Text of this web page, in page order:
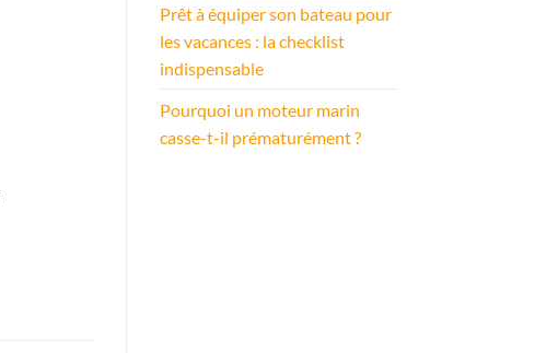
Prêt à équiper son bateau pour
les vacances : la checklist
indispensable
Pourquoi un moteur marin
casse-t-il prématurément ?